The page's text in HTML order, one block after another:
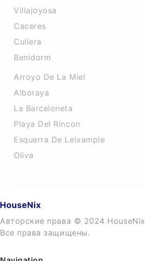
Villajoyosa
Caceres‎
Cullera
Benidorm
Arroyo De La Miel
Alboraya
La Barceloneta
Playa Del Rincon
Esquerra De Leixample
Oliva
Авторские права © 2024 HouseNix
Все права защищены.